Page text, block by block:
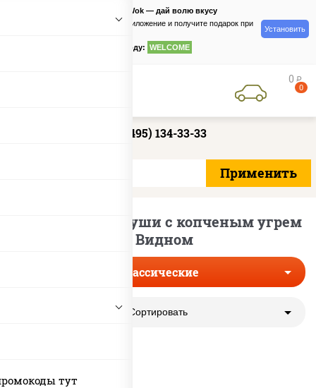
тут
PizzaSushiWok — дай волю вкусу
Скачайте приложение и получите подарок при
по промокоду: WELCOME
Установить
0 руб
0
+7 (495) 134-33-33
Классические суши с копченым угрем
в Видном
Классические
Сортировать